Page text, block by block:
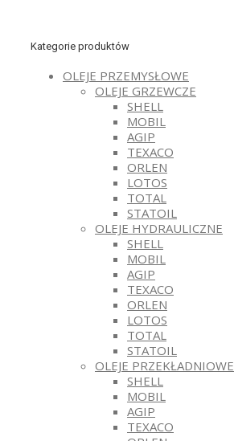
Kategorie produktów
OLEJE PRZEMYSŁOWE
OLEJE GRZEWCZE
SHELL
MOBIL
AGIP
TEXACO
ORLEN
LOTOS
TOTAL
STATOIL
OLEJE HYDRAULICZNE
SHELL
MOBIL
AGIP
TEXACO
ORLEN
LOTOS
TOTAL
STATOIL
OLEJE PRZEKŁADNIOWE
SHELL
MOBIL
AGIP
TEXACO